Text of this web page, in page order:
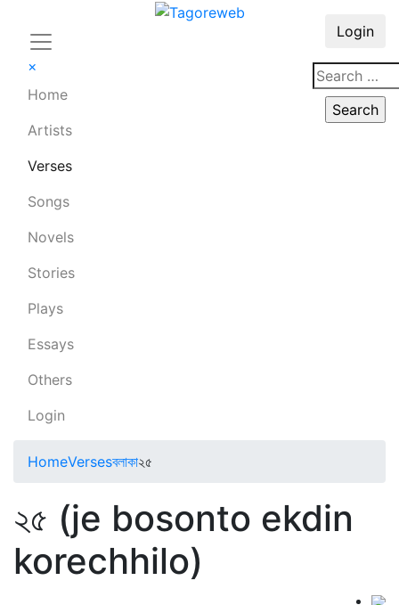
×
Home
Artists
Verses
Songs
Novels
Stories
Plays
Essays
Others
Login
Login
HomeVersesবলাকা২৫
২৫ (je bosonto ekdin
korechhilo)